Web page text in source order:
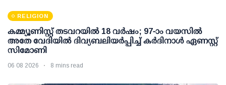
RELIGION
കമ്മ്യൂണിസ്റ്റ് തടവറയില്‍ 18 വര്‍ഷം; 97-ാം വയസില്‍
അതേ വേദിയില്‍ ദിവ്യബലിയര്‍പ്പിച്ച് കര്‍ദിനാള്‍ ഏണസ്റ്റ്
സിമോണി
06 08 2026 8 mins read